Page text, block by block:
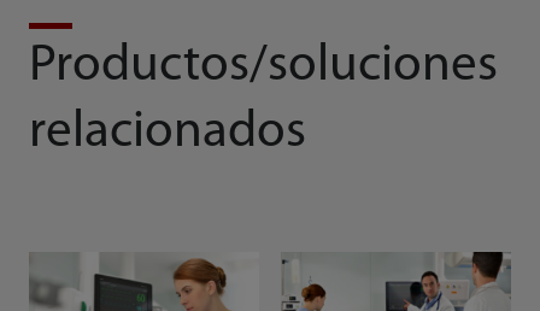
Productos/soluciones
relacionados